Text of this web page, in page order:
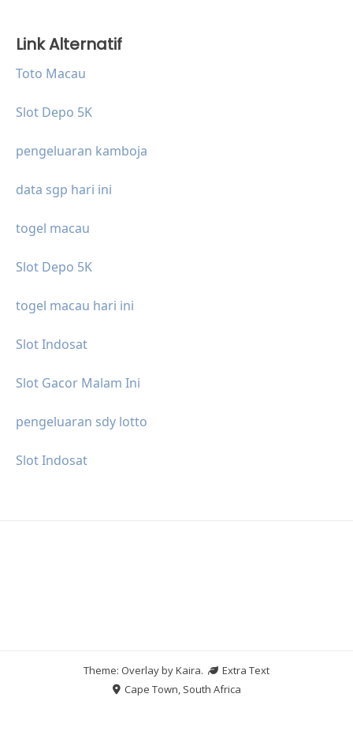
Link Alternatif
Toto Macau
Slot Depo 5K
pengeluaran kamboja
data sgp hari ini
togel macau
Slot Depo 5K
togel macau hari ini
Slot Indosat
Slot Gacor Malam Ini
pengeluaran sdy lotto
Slot Indosat
Theme: Overlay byKaira.
Extra Text
Cape Town, South Africa